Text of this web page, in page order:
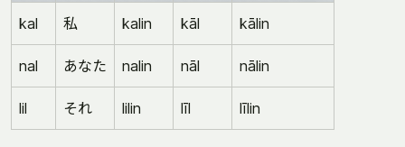
kal 私 kalin kāl kālin
nal あなた nalin nāl nālin
lil それ lilin līl līlin